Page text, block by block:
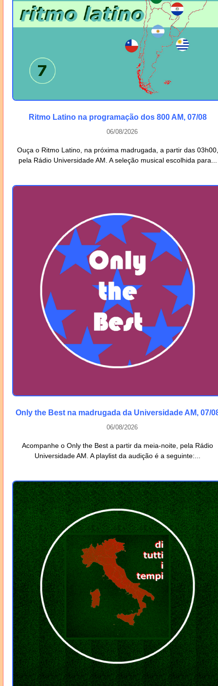
Ritmo Latino na programação dos 800 AM, 07/08
06/08/2026
Ouça o Ritmo Latino, na próxima madrugada, a partir das 03h00,
pela Rádio Universidade AM. A seleção musical escolhida para...
Only the Best na madrugada da Universidade AM, 07/
06/08/2026
Acompanhe o Only the Best a partir da meia-noite, pela Rádio
Universidade AM. A playlist da audição é a seguinte:...